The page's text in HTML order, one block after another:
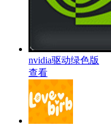
nvidia驱动绿色版
查看